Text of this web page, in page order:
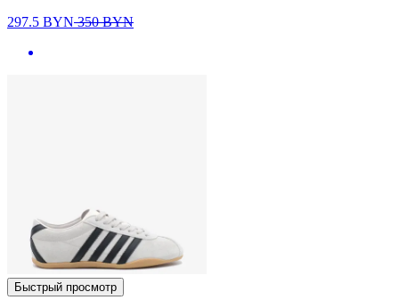
297.5 BYN350BYN
Быстрый просмотр